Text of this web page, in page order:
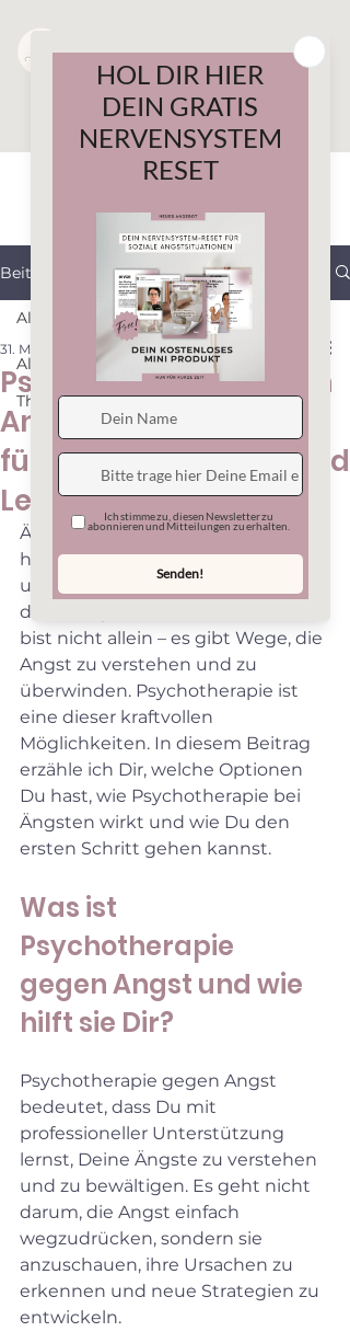
Beitrag
All Posts
Therapiemethoden
All Posts
Psychotherapie gegen
Angst: Deine Optionen
für mehr Sicherheit und
Lebensfreude
31. Mai 3 Min. Lesezeit
Ängste können uns fest im Griff
haben. Sie rauben Energie, Freude
und manchmal sogar den Mut,
den Alltag zu meistern. Doch Du
bist nicht allein – es gibt Wege, die
Angst zu verstehen und zu
überwinden. Psychotherapie ist
eine dieser kraftvollen
Möglichkeiten. In diesem Beitrag
erzähle ich Dir, welche Optionen
Du hast, wie Psychotherapie bei
Ängsten wirkt und wie Du den
ersten Schritt gehen kannst.
Was ist
Psychotherapie
gegen Angst und wie
hilft sie Dir?
Psychotherapie gegen Angst
bedeutet, dass Du mit
professioneller Unterstützung
lernst, Deine Ängste zu verstehen
und zu bewältigen. Es geht nicht
darum, die Angst einfach
wegzudrücken, sondern sie
anzuschauen, ihre Ursachen zu
erkennen und neue Strategien zu
entwickeln.